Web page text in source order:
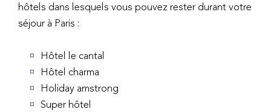
hôtels dans lesquels vous pouvez rester durant votre
séjour à Paris :
Hôtel le cantal
Hôtel charma
Holiday amstrong
Super hôtel